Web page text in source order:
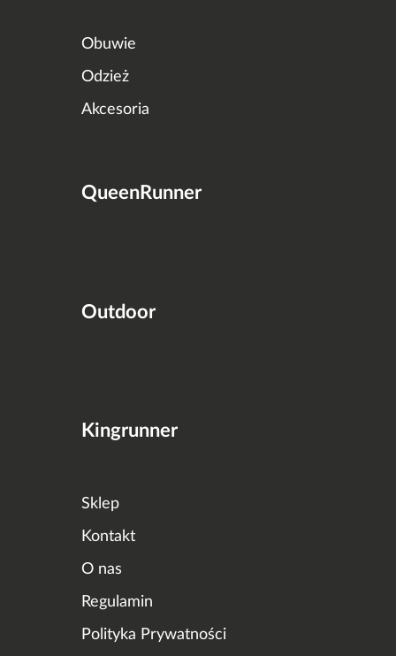
Obuwie
Odzież
Akcesoria
QueenRunner
Outdoor
Kingrunner
Sklep
Kontakt
O nas
Regulamin
Polityka Prywatności